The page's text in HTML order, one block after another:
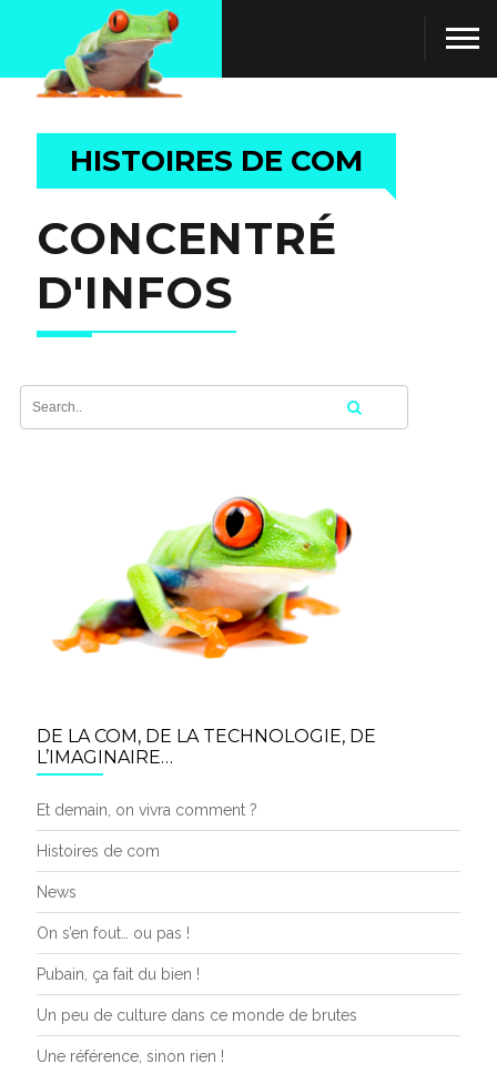
HISTOIRES DE COM
CONCENTRÉ
D'INFOS
DE LA COM, DE LA TECHNOLOGIE, DE
L’IMAGINAIRE…
Et demain, on vivra comment ?
Histoires de com
News
On s’en fout… ou pas !
Pubain, ça fait du bien !
Un peu de culture dans ce monde de brutes
Une référence, sinon rien !